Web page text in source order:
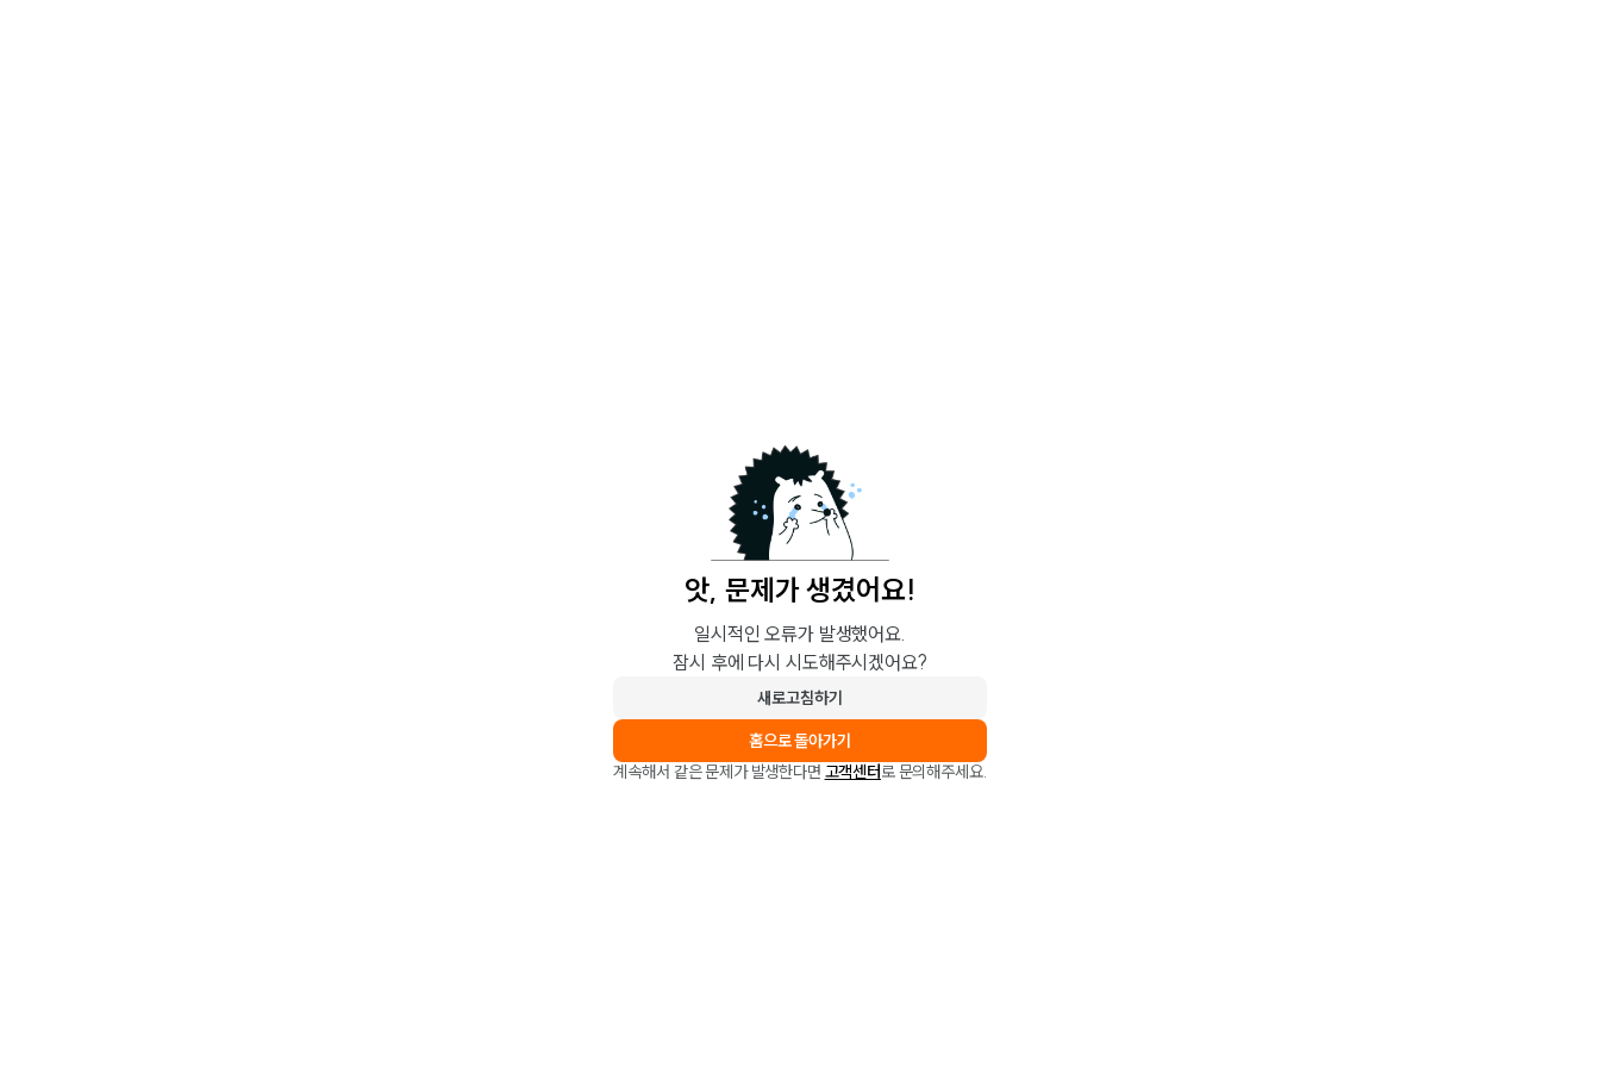
앗, 문제가 생겼어요!
일시적인 오류가 발생했어요.
잠시 후에 다시 시도해주시겠어요?
새로고침하기
홈으로 돌아가기
계속해서 같은 문제가 발생한다면 고객센터로 문의해주세요.